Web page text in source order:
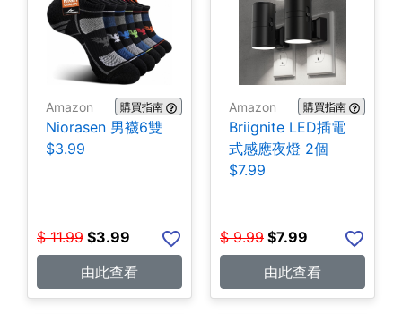
Amazon 購買指南
Niorasen 男襪6雙
$3.99
$ 11.99 $3.99
由此查看
Amazon 購買指南
Briignite LED插電
式感應夜燈 2個
$7.99
$ 9.99 $7.99
由此查看